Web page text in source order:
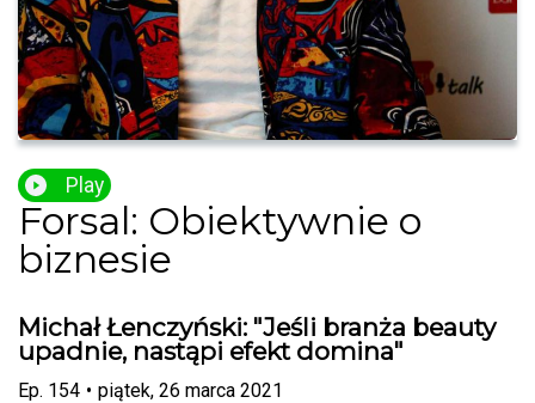
Play
Forsal: Obiektywnie o
biznesie
Michał Łenczyński: "Jeśli branża beauty
upadnie, nastąpi efekt domina"
Ep. 154 • piątek, 26 marca 2021